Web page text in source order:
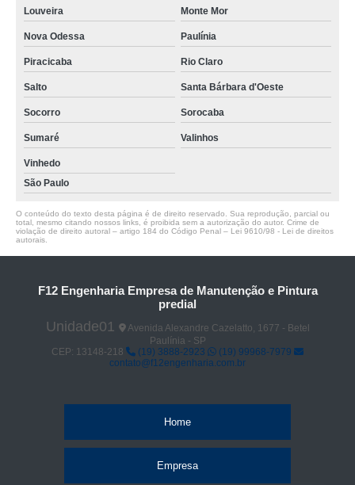
Louveira Monte Mor
Nova Odessa Paulínia
Piracicaba Rio Claro
Salto Santa Bárbara d'Oeste
Socorro Sorocaba
Sumaré Valinhos
Vinhedo
São Paulo
O conteúdo do texto desta página é de direito reservado. Sua reprodução, parcial ou
total, mesmo citando nossos links, é proibida sem a autorização do autor. Crime de
violação de direito autoral – artigo 184 do Código Penal – Lei 9610/98 - Lei de direitos
autorais.
F12 Engenharia Empresa de Manutenção e Pintura
predial
Unidade01
Avenida Alexandre Cazelatto, 1677 - Betel
Paulínia - SP
CEP: 13148-218
(19) 3888-2923
(19) 99968-7979
contato@f12engenharia.com.br
Home
Empresa